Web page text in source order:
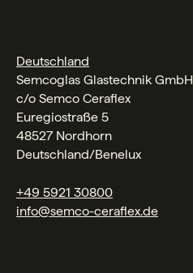
Deutschland
Semcoglas Glastechnik GmbH
c/o Semco Ceraflex
Euregiostraße 5
48527 Nordhorn
Deutschland/Benelux
+49 5921 30800
info@semco-ceraflex.de